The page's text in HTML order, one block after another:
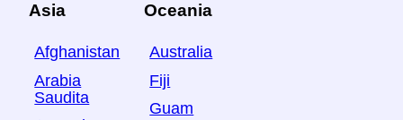
Asia
Afghanistan
Arabia
Saudita
Oceania
Australia
Fiji
Guam